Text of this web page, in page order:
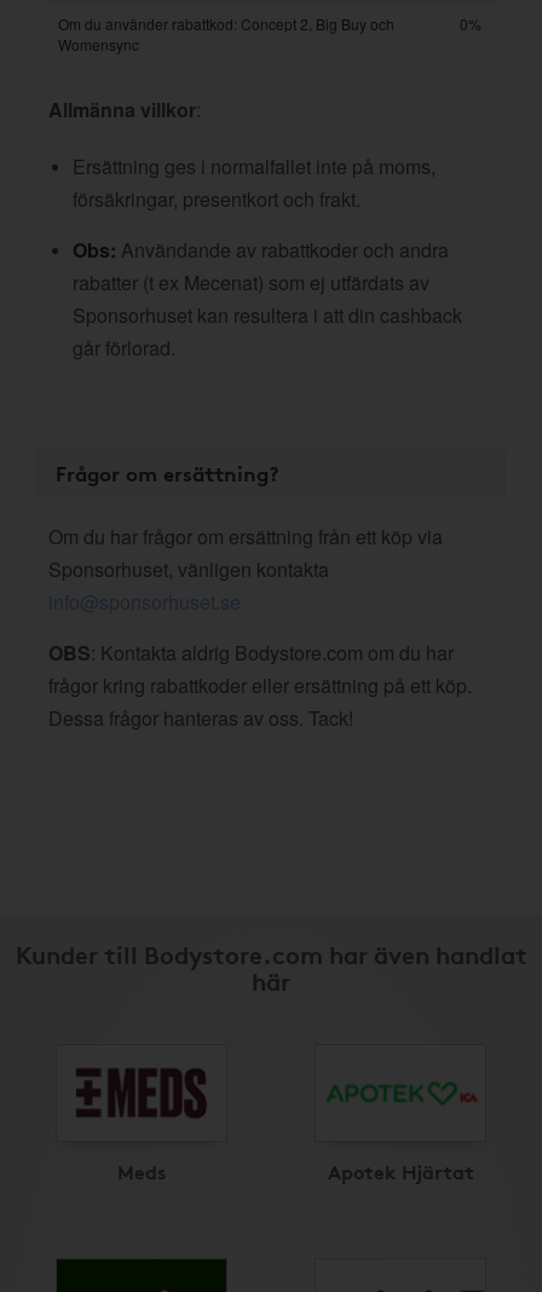
Om du använder rabattkod: Concept 2, Big Buy och
Womensync
0%
Allmänna villkor:
Ersättning ges i normalfallet inte på moms,
försäkringar, presentkort och frakt.
Obs: Användande av rabattkoder och andra
rabatter (t ex Mecenat) som ej utfärdats av
Sponsorhuset kan resultera i att din cashback
går förlorad.
Frågor om ersättning?
Om du har frågor om ersättning från ett köp via
Sponsorhuset, vänligen kontakta
info@sponsorhuset.se
OBS: Kontakta aldrig Bodystore.com om du har
frågor kring rabattkoder eller ersättning på ett köp.
Dessa frågor hanteras av oss. Tack!
Kunder till Bodystore.com har även handlat
här
Meds Apotek Hjärtat